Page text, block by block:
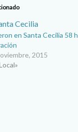
en Santa Cecilia 58
2015